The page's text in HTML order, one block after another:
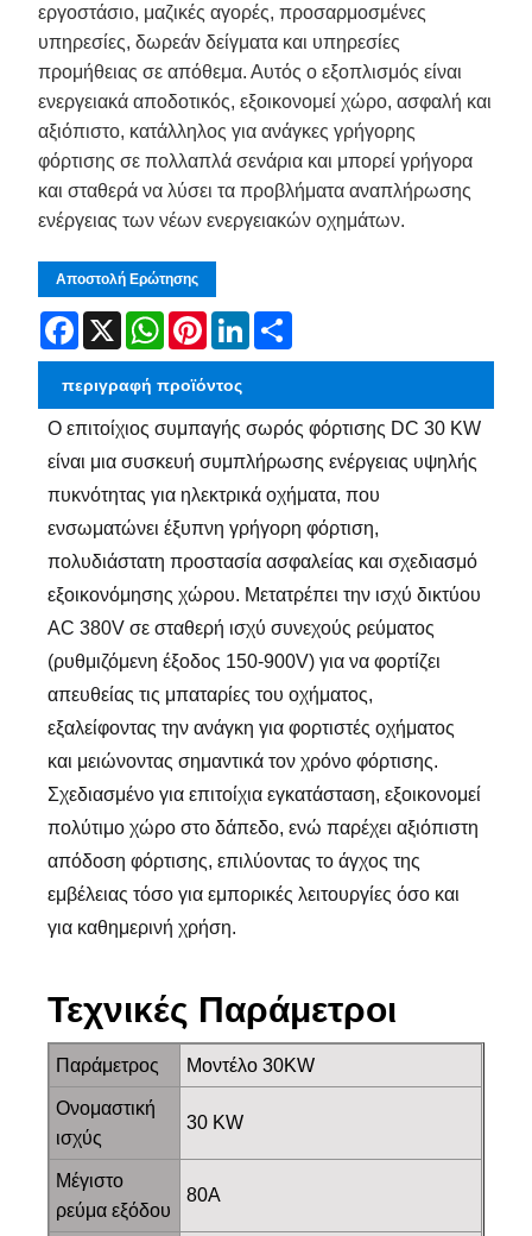
εργοστάσιο, μαζικές αγορές, προσαρμοσμένες
υπηρεσίες, δωρεάν δείγματα και υπηρεσίες
προμήθειας σε απόθεμα. Αυτός ο εξοπλισμός είναι
ενεργειακά αποδοτικός, εξοικονομεί χώρο, ασφαλή και
αξιόπιστο, κατάλληλος για ανάγκες γρήγορης
φόρτισης σε πολλαπλά σενάρια και μπορεί γρήγορα
και σταθερά να λύσει τα προβλήματα αναπλήρωσης
ενέργειας των νέων ενεργειακών οχημάτων.
Αποστολή Ερώτησης
Facebook
X WhatsAppPinterestLinkedIn
περιγραφή προϊόντος
Ο επιτοίχιος συμπαγής σωρός φόρτισης DC 30 KW
είναι μια συσκευή συμπλήρωσης ενέργειας υψηλής
πυκνότητας για ηλεκτρικά οχήματα, που
ενσωματώνει έξυπνη γρήγορη φόρτιση,
πολυδιάστατη προστασία ασφαλείας και σχεδιασμό
εξοικονόμησης χώρου. Μετατρέπει την ισχύ δικτύου
AC 380V σε σταθερή ισχύ συνεχούς ρεύματος
(ρυθμιζόμενη έξοδος 150-900V) για να φορτίζει
απευθείας τις μπαταρίες του οχήματος,
εξαλείφοντας την ανάγκη για φορτιστές οχήματος
και μειώνοντας σημαντικά τον χρόνο φόρτισης.
Σχεδιασμένο για επιτοίχια εγκατάσταση, εξοικονομεί
πολύτιμο χώρο στο δάπεδο, ενώ παρέχει αξιόπιστη
απόδοση φόρτισης, επιλύοντας το άγχος της
εμβέλειας τόσο για εμπορικές λειτουργίες όσο και
για καθημερινή χρήση.
Τεχνικές Παράμετροι
Παράμετρος Μοντέλο 30KW
Ονομαστική
ισχύς
30 KW
Μέγιστο
ρεύμα εξόδου
80Α